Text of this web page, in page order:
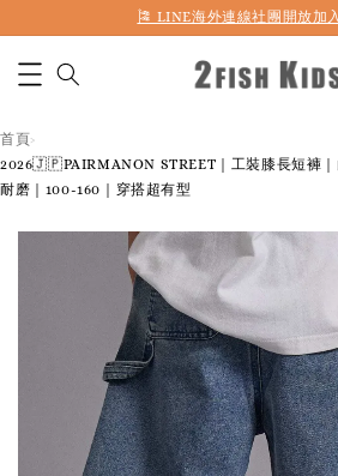
首購折50 ｜ 滿1,500 免運 ｜ 滿2,900 折
首頁›
2026🇯🇵PAIRMANON STREET｜工裝膝長短褲
耐磨｜100-160｜穿搭超有型